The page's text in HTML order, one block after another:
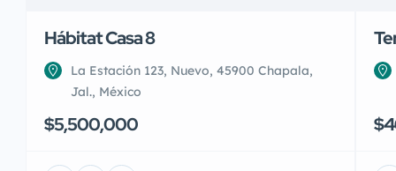
Hábitat Casa 8
La Estación 123, Nuevo, 45900 Chapala,
Jal., México
$5,500,000